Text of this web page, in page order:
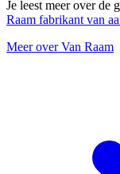
Je leest meer over de
Raam fabrikant van
Meer over Van Raam